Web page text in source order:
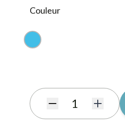
Couleur
Bleu clair
Quantité